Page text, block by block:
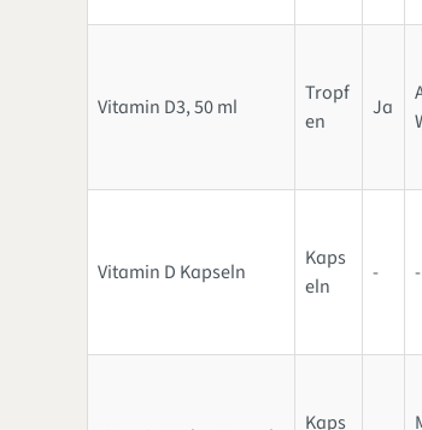
Vitamin D3, 50 ml
Tropf
en
Ja
Vitamin D Kapseln
Kaps
eln
- -
Kaps